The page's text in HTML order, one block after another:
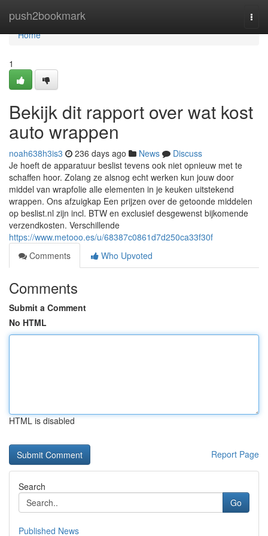
push2bookmark
Home
Home
1
Bekijk dit rapport over wat kost
auto wrappen
noah638h3is3 236 days ago News
Discuss
Je hoeft de apparatuur beslist tevens ook niet opnieuw met te
schaffen hoor. Zolang ze alsnog echt werken kun jouw door
middel van wrapfolie alle elementen in je keuken uitstekend
wrappen. Ons afzuigkap Een prijzen over de getoonde middelen
op beslist.nl zijn incl. BTW en exclusief desgewenst bijkomende
verzendkosten. Verschillende
https://www.metooo.es/u/68387c0861d7d250ca33f30f
Comments
Who Upvoted
Comments
Submit a Comment
No HTML
HTML is disabled
Report Page
Search
Go
Published News